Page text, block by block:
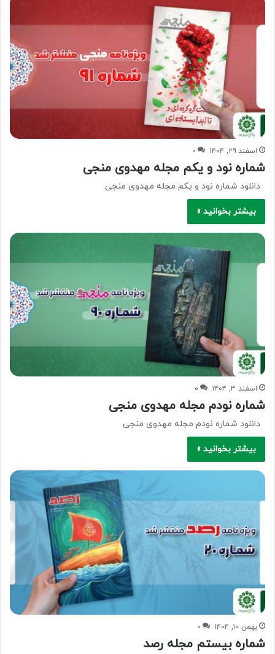
اسفند ۲۹, ۱۴۰۴ ۰
شماره نود و یکم مجله مهدوی منجی
دانلود شماره نود و یکم مجله مهدوی منجی
بیشتر بخوانید »
اسفند ۳, ۱۴۰۴ ۰
شماره نودم مجله مهدوی منجی
دانلود شماره نودم مجله مهدوی منجی
بیشتر بخوانید »
بهمن ۱۰, ۱۴۰۴ ۰
شماره بیستم مجله رصد